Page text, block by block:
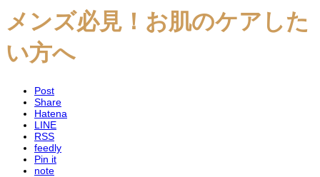
メンズ必見！お肌のケアした
い方へ
Post
Share
Hatena
LINE
RSS
feedly
Pin it
note